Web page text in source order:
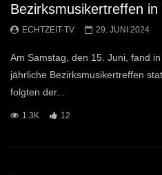
Bezirksmusikertreffen
ECHTZEIT-TV 29. JUNI 2024
Am Samstag, den 15. Juni, fand
jährliche Bezirksmusikertreffen
folgten der...
1.3K 12